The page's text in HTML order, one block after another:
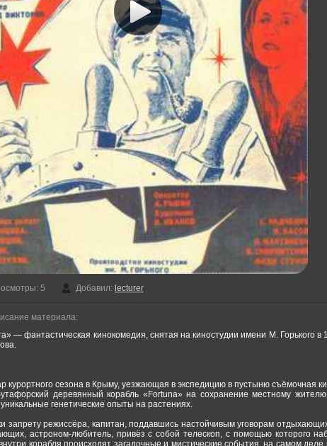
: 5 Добавил: lecturer
материала:
— фантастическая кинокомедия, снятая на киностудии имени М. Горького
курортного сезона в Крыму, уезжающая в экспедицию в пустыню съёмочная
деревянный корабль «Fortuna» на сохранение местному
уникальные генетические опыты на растениях.
запрету режиссёра, капитан, поддавшись настойчивым уговорам
астроном-любитель, привёз с собой телескоп, с помощью которого
корабля происходят загадочные и мистические события, на самом